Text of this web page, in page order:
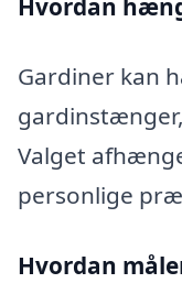
Hvordan
Gardiner kan
Valget
personlige
Hvordan